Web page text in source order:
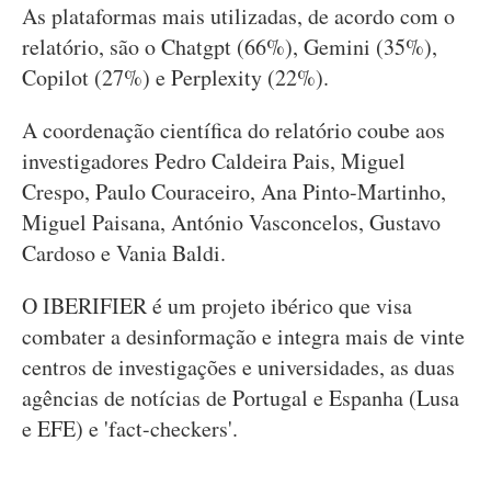
As plataformas mais utilizadas, de acordo com o
relatório, são o Chatgpt (66%), Gemini (35%),
Copilot (27%) e Perplexity (22%).
A coordenação científica do relatório coube aos
investigadores Pedro Caldeira Pais, Miguel
Crespo, Paulo Couraceiro, Ana Pinto-Martinho,
Miguel Paisana, António Vasconcelos, Gustavo
Cardoso e Vania Baldi.
O IBERIFIER é um projeto ibérico que visa
combater a desinformação e integra mais de vinte
centros de investigações e universidades, as duas
agências de notícias de Portugal e Espanha (Lusa
e EFE) e 'fact-checkers'.